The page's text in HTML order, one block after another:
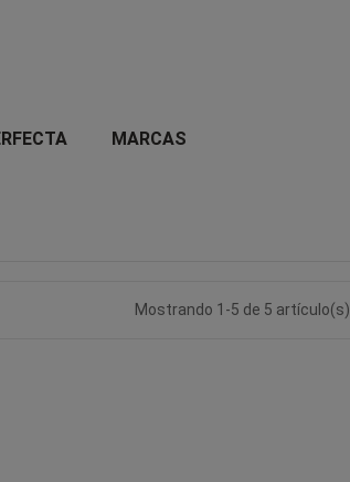
MARCAS
Mostrando 1-5 de 5 artículo(s)